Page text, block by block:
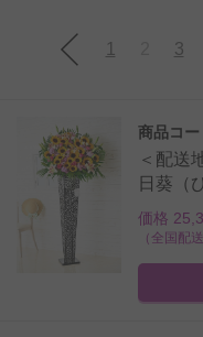
1 3
商品コ
＜配送
日葵（
価格
（全国配